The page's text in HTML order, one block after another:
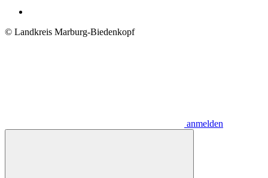
© Landkreis Marburg-Biedenkopf
anmelden